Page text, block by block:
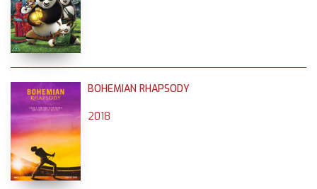
BOHEMIAN RHAPSODY
2018